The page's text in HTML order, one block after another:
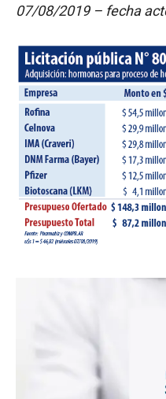
07/08/2019 – fecha